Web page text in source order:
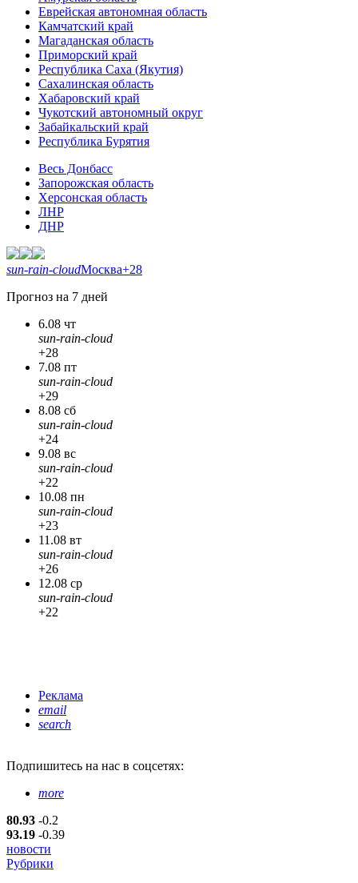
Еврейская автономная область
Камчатский край
Магаданская область
Приморский край
Республика Саха (Якутия)
Сахалинская область
Хабаровский край
Чукотский автономный округ
Забайкальский край
Республика Бурятия
Весь Донбасс
Запорожская область
Херсонская область
ЛНР
ДНР
sun-rain-cloudМосква+28
Прогноз на 7 дней
6.08 чт
sun-rain-cloud
+28
7.08 пт
sun-rain-cloud
+29
8.08 сб
sun-rain-cloud
+24
9.08 вс
sun-rain-cloud
+22
10.08 пн
sun-rain-cloud
+23
11.08 вт
sun-rain-cloud
+26
12.08 ср
sun-rain-cloud
+22
Реклама
email
search
Подпишитесь на нас в соцсетях:
more
80.93 -0.2
93.19 -0.39
новости
Рубрики